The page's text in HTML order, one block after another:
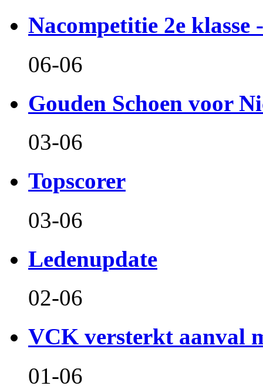
Nacompetitie 2e klasse
06-06
Gouden Schoen voor
03-06
Topscorer
03-06
Ledenupdate
02-06
VCK versterkt aanval
01-06